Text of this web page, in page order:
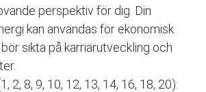
perspektiv för dig. Din
kan användas för ekonomisk
sikta på karriärutveckling och
2, 8, 9, 10, 12, 13, 14, 16, 18, 20):